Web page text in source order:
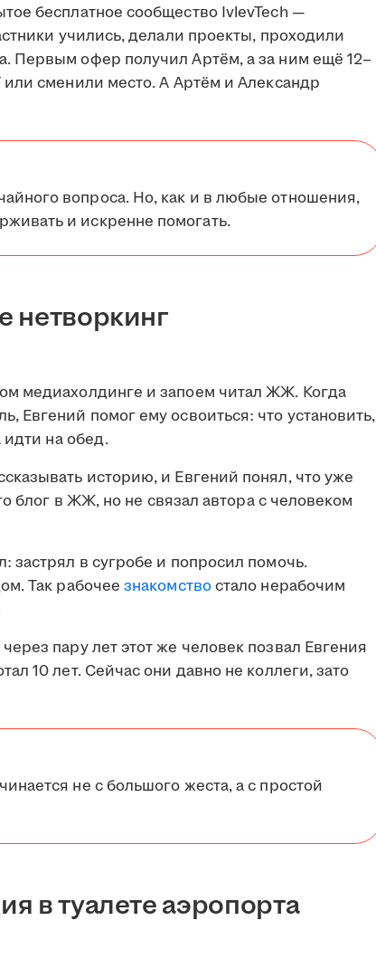
бесплатное сообщество IvlevTech —
учились, делали проекты, проходили
Первым офер получил Артём, а за ним ещё 12–
сменили место. А Артём и Александр
вопроса. Но, как и в любые отношения,
и искренне помогать.
нетворкинг
медиахолдинге и запоем читал ЖЖ. Когда
Евгений помог ему освоиться: что установить,
идти на обед.
историю, и Евгений понял, что уже
блог в ЖЖ, но не связал автора с человеком
застрял в сугробе и попросил помочь.
Так рабочеезнакомствостало нерабочим
пару лет этот же человек позвал Евгения
10 лет. Сейчас они давно не коллеги, зато
не с большого жеста, а с простой
в туалете аэропорта